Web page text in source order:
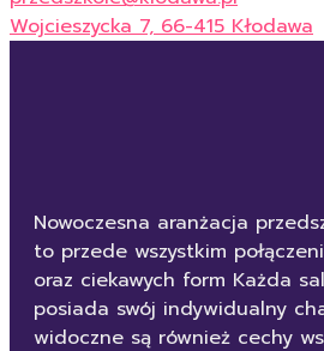
Wojcieszycka 7, 66-415 Kłodawa
Nowoczesna aranżacja
to przede wszystkim
oraz ciekawych form Każda
posiada swój indywidualny
widoczne są również cechy